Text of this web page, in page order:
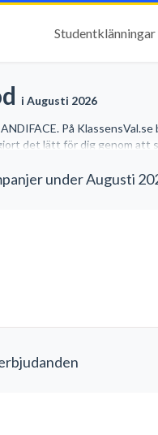
i Augusti 2026
På
det lätt för dig genom att
under Augusti